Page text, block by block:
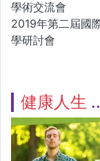
學術交流會
2019年第二屆國
學研討會
健康人生